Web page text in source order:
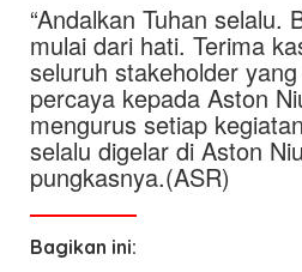
“Andalkan Tuhan selalu.
mulai dari hati. Terima
seluruh stakeholder
percaya kepada Aston
mengurus setiap
selalu digelar di Aston
pungkasnya.(ASR)
Bagikan ini: